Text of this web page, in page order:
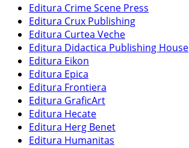
Editura Crime Scene Press
Editura Crux Publishing
Editura Curtea Veche
Editura Didactica Publishing House
Editura Eikon
Editura Epica
Editura Frontiera
Editura GraficArt
Editura Hecate
Editura Herg Benet
Editura Humanitas